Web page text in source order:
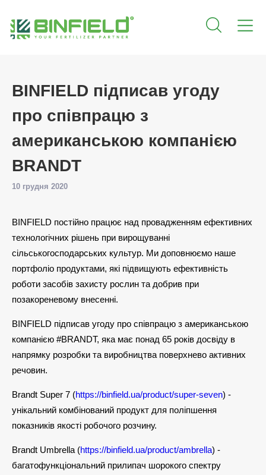
BINFIELD підписав угоду
про співпрацю з
американською компанією
BRANDT
10 грудня 2020
BINFIELD постійно працює над провадженням ефективних
технологічних рішень при вирощуванні
сільськогосподарських культур. Ми доповнюємо наше
портфоліо продуктами, які підвищують ефективність
роботи засобів захисту рослин та добрив при
позакореневому внесенні.
BINFIELD підписав угоду про співпрацю з американською
компанією #BRANDT, яка має понад 65 років досвіду в
напрямку розробки та виробництва поверхнево активних
речовин.
Brandt Super 7 (https://binfield.ua/product/super-seven) -
унікальний комбінований продукт для поліпшення
показників якості робочого розчину.
Brandt Umbrella (https://binfield.ua/product/ambrella) -
багатофункціональний прилипач шорокого спектру